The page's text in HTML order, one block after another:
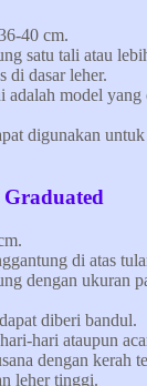
40 cm.
satu tali atau
di dasar leher.
adalah model
digunakan untuk
Graduated
di atas
dengan ukuran
diberi bandul.
hari ataupun
dengan kerah
leher tinggi.